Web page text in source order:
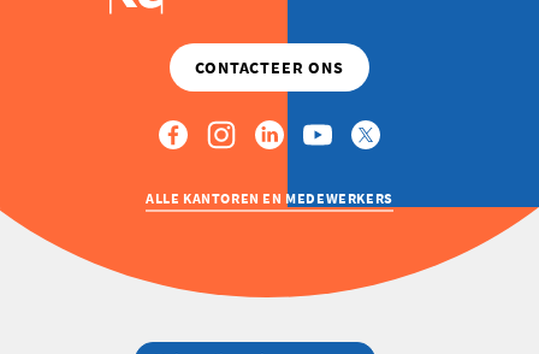
ALLE KANTOREN EN MEDEWERKERS